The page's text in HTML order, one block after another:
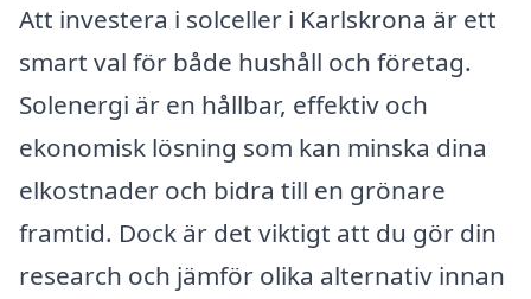
Att investera i solceller i Karlskrona är ett
smart val för både hushåll och företag.
Solenergi är en hållbar, effektiv och
ekonomisk lösning som kan minska dina
elkostnader och bidra till en grönare
framtid. Dock är det viktigt att du gör din
research och jämför olika alternativ innan